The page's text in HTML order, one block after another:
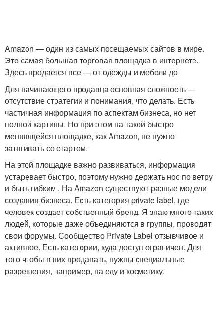
Amazon — один из самых посещаемых сайтов в мире.
Это самая большая торговая площадка в интернете.
Здесь продается все — от одежды и мебели до
Для начинающего продавца основная сложность —
отсутствие стратегии и понимания, что делать. Есть
частичная информация по аспектам бизнеса, но нет
полной картины. Но при этом на такой быстро
меняющейся площадке, как Amazon, не нужно
затягивать со стартом.
На этой площадке важно развиваться, информация
устаревает быстро, поэтому нужно держать нос по ветру
и быть гибким . На Amazon существуют разные модели
создания бизнеса. Есть категория private label, где
человек создает собственный бренд. Я знаю много таких
людей, которые даже объединяются в группы, проводят
свои форумы. Сообщество Private Label отзывчивое и
активное. Есть категории, куда доступ ограничен. Для
того чтобы в них продавать, нужны специальные
разрешения, например, на еду и косметику.